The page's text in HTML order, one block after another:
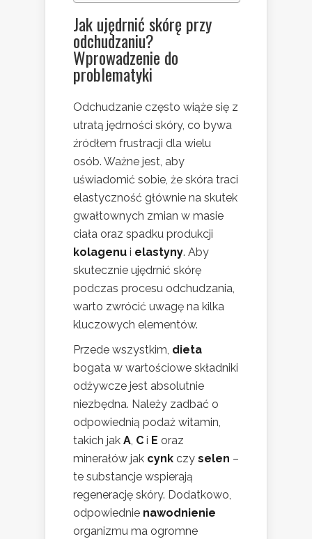
Jak ujędrnić skórę przy
odchudzaniu?
Wprowadzenie do
problematyki
Odchudzanie często wiąże się z
utratą jędrności skóry, co bywa
źródłem frustracji dla wielu
osób. Ważne jest, aby
uświadomić sobie, że skóra traci
elastyczność głównie na skutek
gwałtownych zmian w masie
ciała oraz spadku produkcji
kolagenu i elastyny. Aby
skutecznie ujędrnić skórę
podczas procesu odchudzania,
warto zwrócić uwagę na kilka
kluczowych elementów.
Przede wszystkim, dieta
bogata w wartościowe składniki
odżywcze jest absolutnie
niezbędna. Należy zadbać o
odpowiednią podaż witamin,
takich jak A, C i E oraz
minerałów jak cynk czy selen –
te substancje wspierają
regenerację skóry. Dodatkowo,
odpowiednie nawodnienie
organizmu ma ogromne